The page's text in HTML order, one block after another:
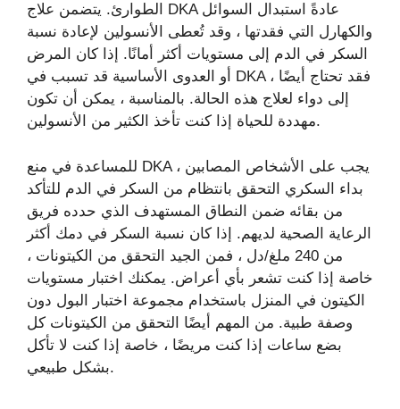
الطوارئ. يتضمن علاج DKA عادةً استبدال السوائل
والكهارل التي فقدتها ، وقد تُعطى الأنسولين لإعادة نسبة
السكر في الدم إلى مستويات أكثر أمانًا. إذا كان المرض
أو العدوى الأساسية قد تسبب في DKA ، فقد تحتاج أيضًا
إلى دواء لعلاج هذه الحالة. بالمناسبة ، يمكن أن تكون
مهددة للحياة إذا كنت تأخذ الكثير من الأنسولين.
للمساعدة في منع DKA ، يجب على الأشخاص المصابين
بداء السكري التحقق بانتظام من السكر في الدم للتأكد
من بقائه ضمن النطاق المستهدف الذي حدده فريق
الرعاية الصحية لديهم. إذا كان نسبة السكر في دمك أكثر
من 240 ملغ/دل ، فمن الجيد التحقق من الكيتونات ،
خاصة إذا كنت تشعر بأي أعراض. يمكنك اختبار مستويات
الكيتون في المنزل باستخدام مجموعة اختبار البول دون
وصفة طبية. من المهم أيضًا التحقق من الكيتونات كل
بضع ساعات إذا كنت مريضًا ، خاصة إذا كنت لا تأكل
بشكل طبيعي.